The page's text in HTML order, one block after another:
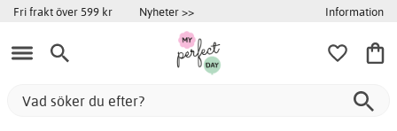
Fri frakt över 599 kr Nyheter >> Information